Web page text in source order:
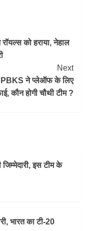
को हराया, नेहाल
Next
ने प्लेऑफ के लिए
कौन होगी चौथी टीम ?
इस टीम के
भारत का टी-20